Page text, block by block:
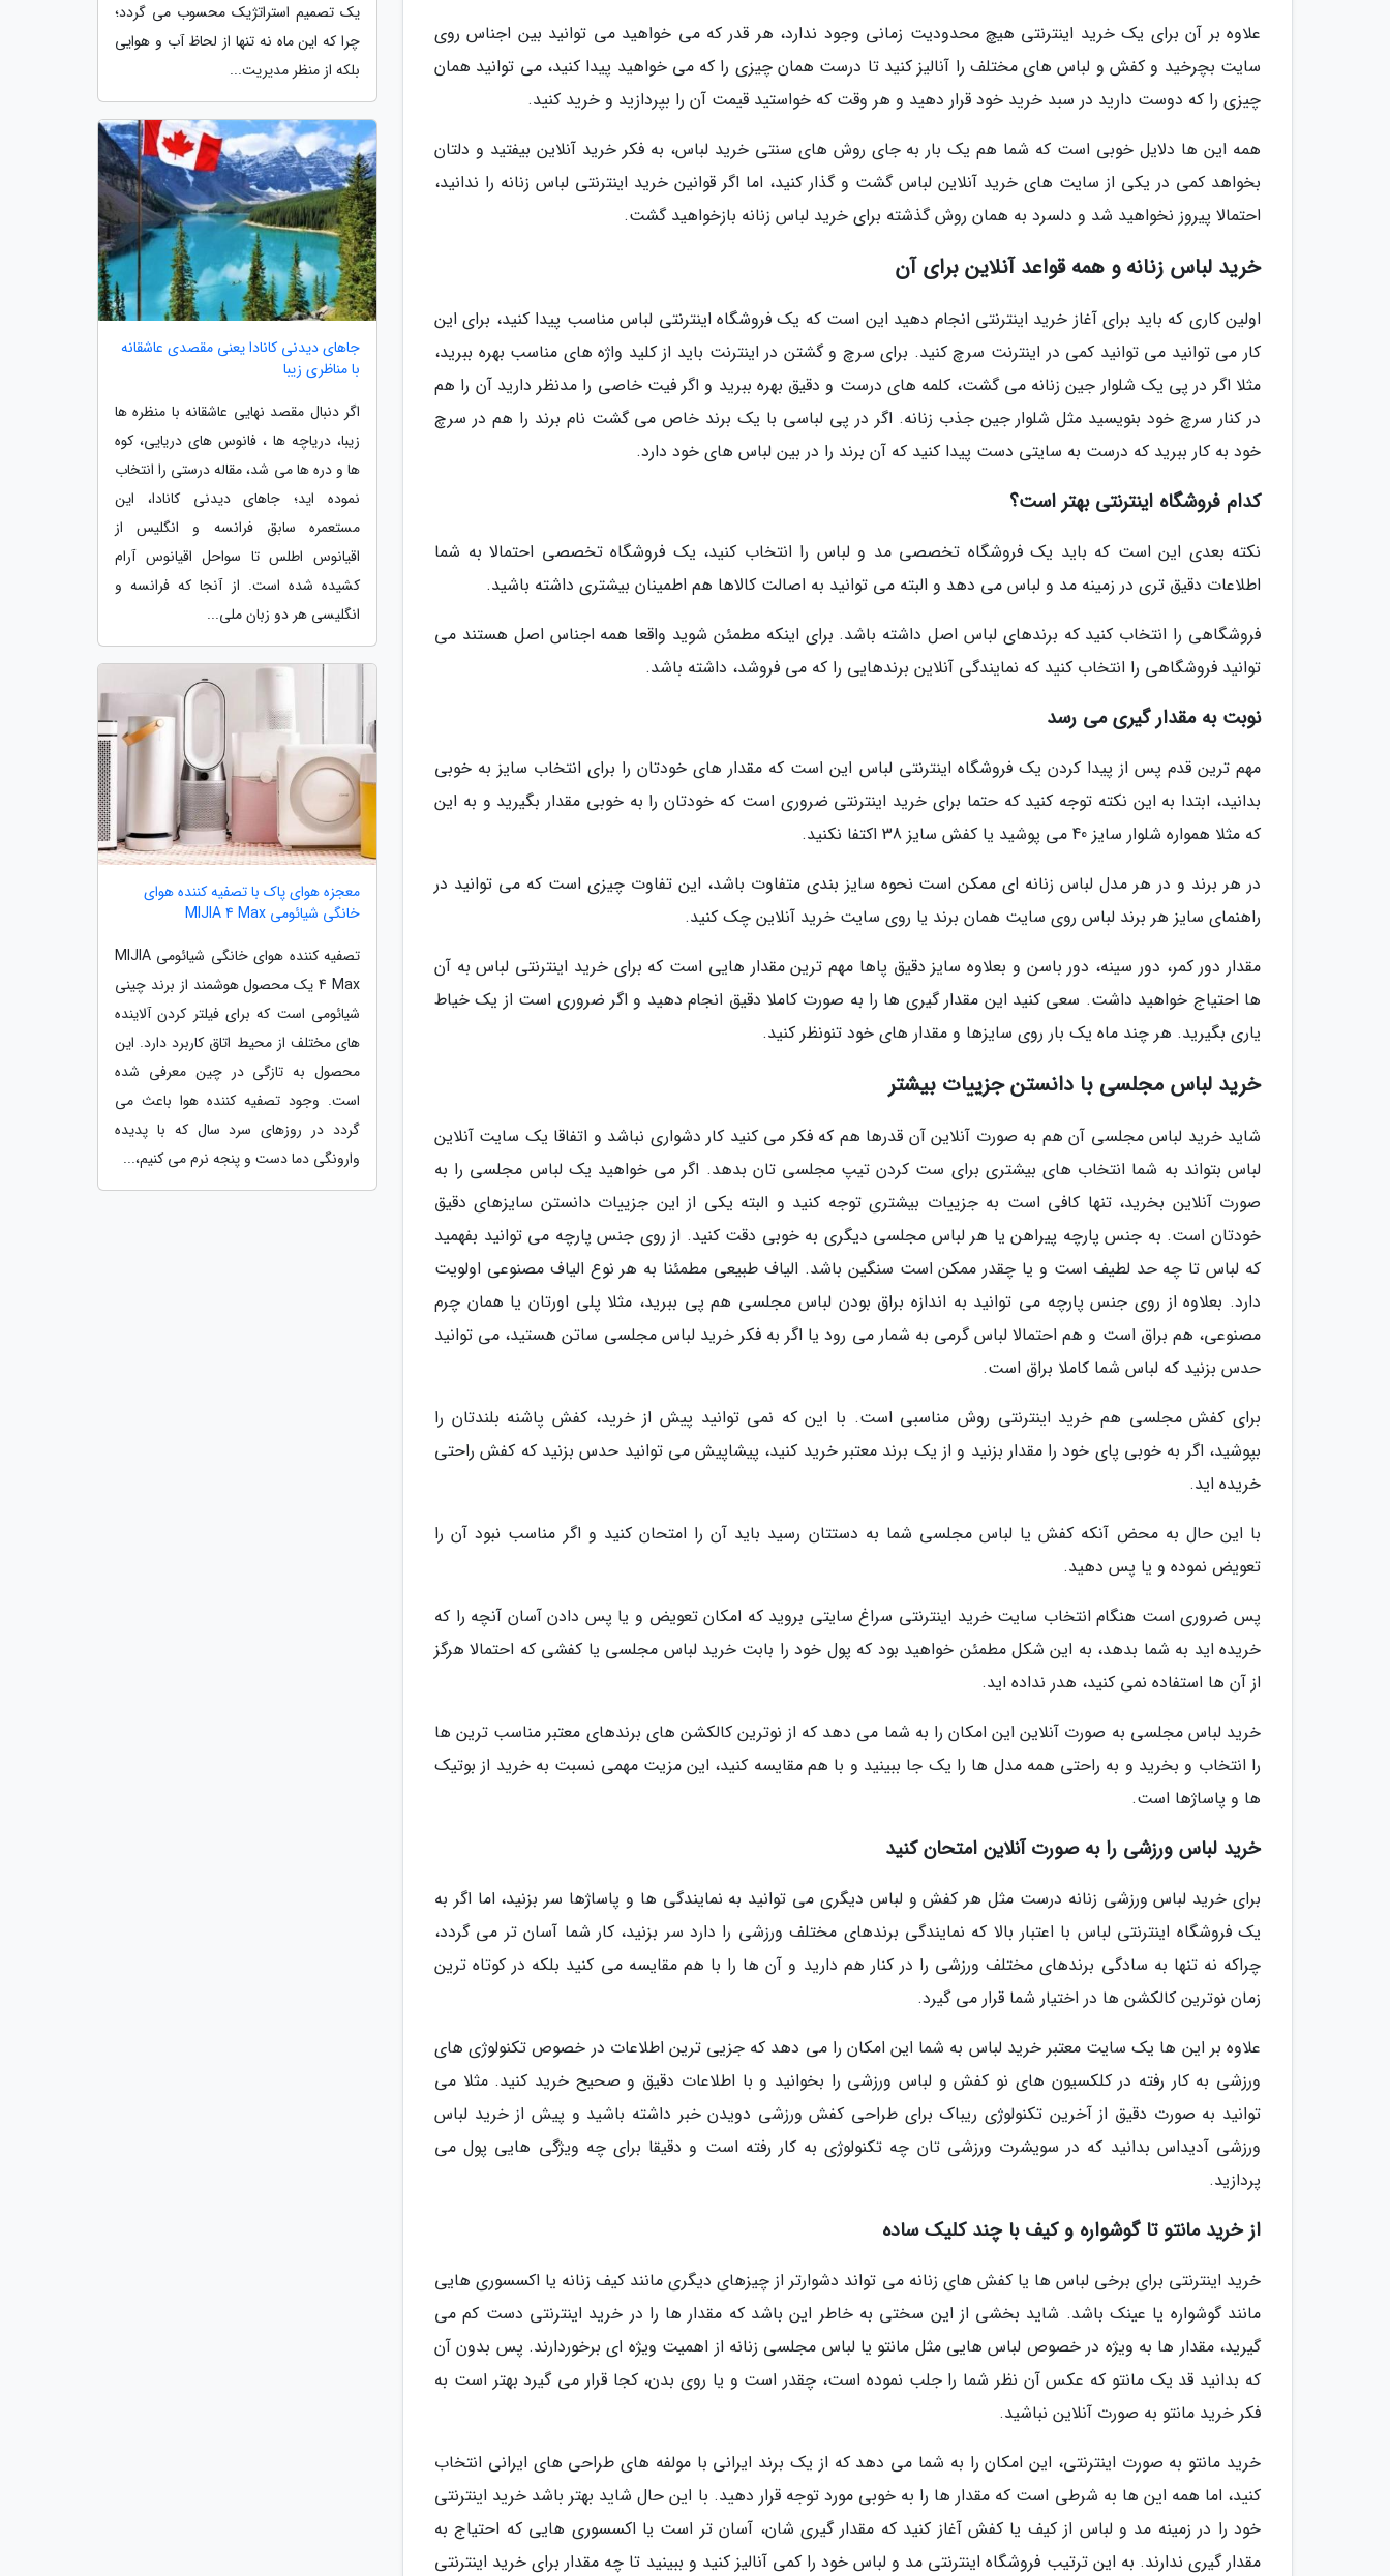
علاوه بر آن برای یک خرید اینترنتی هیچ محدودیت زمانی وجود ندارد، هر قدر که می خواهید می توانید بین اجناس روی
سایت بچرخید و کفش و لباس های مختلف را آنالیز کنید تا درست همان چیزی را که می خواهید پیدا کنید، می توانید همان
چیزی را که دوست دارید در سبد خرید خود قرار دهید و هر وقت که خواستید قیمت آن را بپردازید و خرید کنید.
همه این ها دلایل خوبی است که شما هم یک بار به جای روش های سنتی خرید لباس، به فکر خرید آنلاین بیفتید و دلتان
بخواهد کمی در یکی از سایت های خرید آنلاین لباس گشت و گذار کنید، اما اگر قوانین خرید اینترنتی لباس زنانه را ندانید،
احتمالا پیروز نخواهید شد و دلسرد به همان روش گذشته برای خرید لباس زنانه بازخواهید گشت.
خرید لباس زنانه و همه قواعد آنلاین برای آن
اولین کاری که باید برای آغاز خرید اینترنتی انجام دهید این است که یک فروشگاه اینترنتی لباس مناسب پیدا کنید، برای این
کار می توانید می توانید کمی در اینترنت سرچ کنید. برای سرچ و گشتن در اینترنت باید از کلید واژه های مناسب بهره ببرید،
مثلا اگر در پی یک شلوار جین زنانه می گشت، کلمه های درست و دقیق بهره ببرید و اگر فیت خاصی را مدنظر دارید آن را هم
در کنار سرچ خود بنویسید مثل شلوار جین جذب زنانه. اگر در پی لباسی با یک برند خاص می گشت نام برند را هم در سرچ
خود به کار ببرید که درست به سایتی دست پیدا کنید که آن برند را در بین لباس های خود دارد.
کدام فروشگاه اینترنتی بهتر است؟
نکته بعدی این است که باید یک فروشگاه تخصصی مد و لباس را انتخاب کنید، یک فروشگاه تخصصی احتمالا به شما
اطلاعات دقیق تری در زمینه مد و لباس می دهد و البته می توانید به اصالت کالاها هم اطمینان بیشتری داشته باشید.
فروشگاهی را انتخاب کنید که برندهای لباس اصل داشته باشد. برای اینکه مطمئن شوید واقعا همه اجناس اصل هستند می
توانید فروشگاهی را انتخاب کنید که نمایندگی آنلاین برندهایی را که می فروشد، داشته باشد.
نوبت به مقدار گیری می رسد
مهم ترین قدم پس از پیدا کردن یک فروشگاه اینترنتی لباس این است که مقدار های خودتان را برای انتخاب سایز به خوبی
بدانید، ابتدا به این نکته توجه کنید که حتما برای خرید اینترنتی ضروری است که خودتان را به خوبی مقدار بگیرید و به این
که مثلا همواره شلوار سایز 40 می پوشید یا کفش سایز 38 اکتفا نکنید.
در هر برند و در هر مدل لباس زنانه ای ممکن است نحوه سایز بندی متفاوت باشد، این تفاوت چیزی است که می توانید در
راهنمای سایز هر برند لباس روی سایت همان برند یا روی سایت خرید آنلاین چک کنید.
مقدار دور کمر، دور سینه، دور باسن و بعلاوه سایز دقیق پاها مهم ترین مقدار هایی است که برای خرید اینترنتی لباس به آن
ها احتیاج خواهید داشت. سعی کنید این مقدار گیری ها را به صورت کاملا دقیق انجام دهید و اگر ضروری است از یک خیاط
یاری بگیرید. هر چند ماه یک بار روی سایزها و مقدار های خود تنونظر کنید.
خرید لباس مجلسی با دانستن جزییات بیشتر
شاید خرید لباس مجلسی آن هم به صورت آنلاین آن قدرها هم که فکر می کنید کار دشواری نباشد و اتفاقا یک سایت آنلاین
لباس بتواند به شما انتخاب های بیشتری برای ست کردن تیپ مجلسی تان بدهد. اگر می خواهید یک لباس مجلسی را به
صورت آنلاین بخرید، تنها کافی است به جزییات بیشتری توجه کنید و البته یکی از این جزییات دانستن سایزهای دقیق
خودتان است. به جنس پارچه پیراهن یا هر لباس مجلسی دیگری به خوبی دقت کنید. از روی جنس پارچه می توانید بفهمید
که لباس تا چه حد لطیف است و یا چقدر ممکن است سنگین باشد. الیاف طبیعی مطمئنا به هر نوع الیاف مصنوعی اولویت
دارد. بعلاوه از روی جنس پارچه می توانید به اندازه براق بودن لباس مجلسی هم پی ببرید، مثلا پلی اورتان یا همان چرم
مصنوعی، هم براق است و هم احتمالا لباس گرمی به شمار می رود یا اگر به فکر خرید لباس مجلسی ساتن هستید، می توانید
حدس بزنید که لباس شما کاملا براق است.
برای کفش مجلسی هم خرید اینترنتی روش مناسبی است. با این که نمی توانید پیش از خرید، کفش پاشنه بلندتان را
بپوشید، اگر به خوبی پای خود را مقدار بزنید و از یک برند معتبر خرید کنید، پیشاپیش می توانید حدس بزنید که کفش راحتی
خریده اید.
با این حال به محض آنکه کفش یا لباس مجلسی شما به دستتان رسید باید آن را امتحان کنید و اگر مناسب نبود آن را
تعویض نموده و یا پس دهید.
پس ضروری است هنگام انتخاب سایت خرید اینترنتی سراغ سایتی بروید که امکان تعویض و یا پس دادن آسان آنچه را که
خریده اید به شما بدهد، به این شکل مطمئن خواهید بود که پول خود را بابت خرید لباس مجلسی یا کفشی که احتمالا هرگز
از آن ها استفاده نمی کنید، هدر نداده اید.
خرید لباس مجلسی به صورت آنلاین این امکان را به شما می دهد که از نوترین کالکشن های برندهای معتبر مناسب ترین ها
را انتخاب و بخرید و به راحتی همه مدل ها را یک جا ببینید و با هم مقایسه کنید، این مزیت مهمی نسبت به خرید از بوتیک
ها و پاساژها است.
خرید لباس ورزشی را به صورت آنلاین امتحان کنید
برای خرید لباس ورزشی زنانه درست مثل هر کفش و لباس دیگری می توانید به نمایندگی ها و پاساژها سر بزنید، اما اگر به
یک فروشگاه اینترنتی لباس با اعتبار بالا که نمایندگی برندهای مختلف ورزشی را دارد سر بزنید، کار شما آسان تر می گردد،
چراکه نه تنها به سادگی برندهای مختلف ورزشی را در کنار هم دارید و آن ها را با هم مقایسه می کنید بلکه در کوتاه ترین
زمان نوترین کالکشن ها در اختیار شما قرار می گیرد.
علاوه بر این ها یک سایت معتبر خرید لباس به شما این امکان را می دهد که جزیی ترین اطلاعات در خصوص تکنولوژی های
ورزشی به کار رفته در کلکسیون های نو کفش و لباس ورزشی را بخوانید و با اطلاعات دقیق و صحیح خرید کنید. مثلا می
توانید به صورت دقیق از آخرین تکنولوژی ریباک برای طراحی کفش ورزشی دویدن خبر داشته باشید و پیش از خرید لباس
ورزشی آدیداس بدانید که در سویشرت ورزشی تان چه تکنولوژی به کار رفته است و دقیقا برای چه ویژگی هایی پول می
پردازید.
از خرید مانتو تا گوشواره و کیف با چند کلیک ساده
خرید اینترنتی برای برخی لباس ها یا کفش های زنانه می تواند دشوارتر از چیزهای دیگری مانند کیف زنانه یا اکسسوری هایی
مانند گوشواره یا عینک باشد. شاید بخشی از این سختی به خاطر این باشد که مقدار ها را در خرید اینترنتی دست کم می
گیرید، مقدار ها به ویژه در خصوص لباس هایی مثل مانتو یا لباس مجلسی زنانه از اهمیت ویژه ای برخوردارند. پس بدون آن
که بدانید قد یک مانتو که عکس آن نظر شما را جلب نموده است، چقدر است و یا روی بدن، کجا قرار می گیرد بهتر است به
فکر خرید مانتو به صورت آنلاین نباشید.
خرید مانتو به صورت اینترنتی، این امکان را به شما می دهد که از یک برند ایرانی با مولفه های طراحی های ایرانی انتخاب
کنید، اما همه این ها به شرطی است که مقدار ها را به خوبی مورد توجه قرار دهید. با این حال شاید بهتر باشد خرید اینترنتی
خود را در زمینه مد و لباس از کیف یا کفش آغاز کنید که مقدار گیری شان، آسان تر است یا اکسسوری هایی که احتیاج به
مقدار گیری ندارند. به این ترتیب فروشگاه اینترنتی مد و لباس خود را کمی آنالیز کنید و ببینید تا چه مقدار برای خرید اینترنتی
یک تصمیم استراتژیک محسوب می گردد؛
چرا که این ماه نه تنها از لحاظ آب و هوایی
بلکه از منظر مدیریت...
جاهای دیدنی کانادا یعنی مقصدی عاشقانه
با مناظری زیبا
اگر دنبال مقصد نهایی عاشقانه با منظره ها
زیبا، دریاچه ها ، فانوس های دریایی، کوه
ها و دره ها می شد، مقاله درستی را انتخاب
نموده اید؛ جاهای دیدنی کانادا، این
مستعمره سابق فرانسه و انگلیس از
اقیانوس اطلس تا سواحل اقیانوس آرام
کشیده شده است. از آنجا که فرانسه و
انگلیسی هر دو زبان ملی...
معجزه هوای پاک با تصفیه کننده هوای
خانگی شیائومی MIJIA 4 Max
تصفیه کننده هوای خانگی شیائومی MIJIA
4 Max یک محصول هوشمند از برند چینی
شیائومی است که برای فیلتر کردن آلاینده
های مختلف از محیط اتاق کاربرد دارد. این
محصول به تازگی در چین معرفی شده
است. وجود تصفیه کننده هوا باعث می
گردد در روزهای سرد سال که با پدیده
وارونگی دما دست و پنجه نرم می کنیم،...